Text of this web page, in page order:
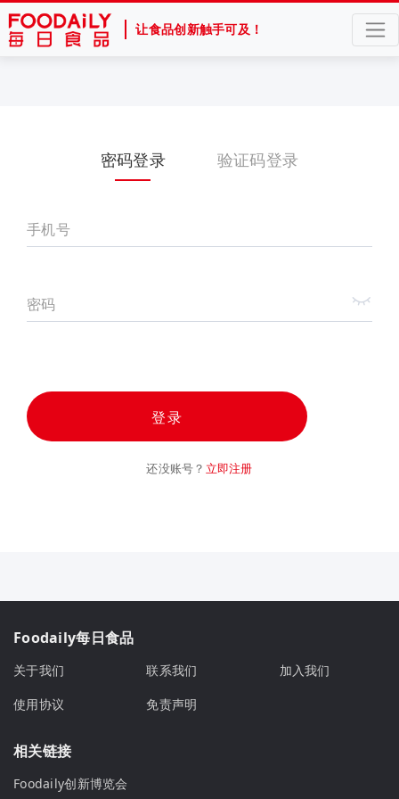
让食品创新触手可及！
密码登录 验证码登录
手机号
密码
登录
还没账号？ 立即注册
Foodaily每日食品
关于我们 联系我们
加入我们
使用协议
免责声明
相关链接
Foodaily创新博览会